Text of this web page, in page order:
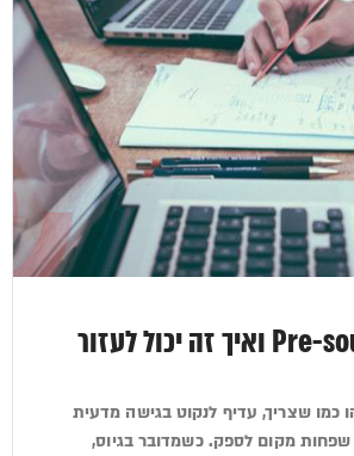
מה זה Pre-sourcing ואיך זה יכול לעזור
כמו שצריך, עדיף לנקוט בגישה מדעית
מקום לספק. כשמדובר בגיוס,